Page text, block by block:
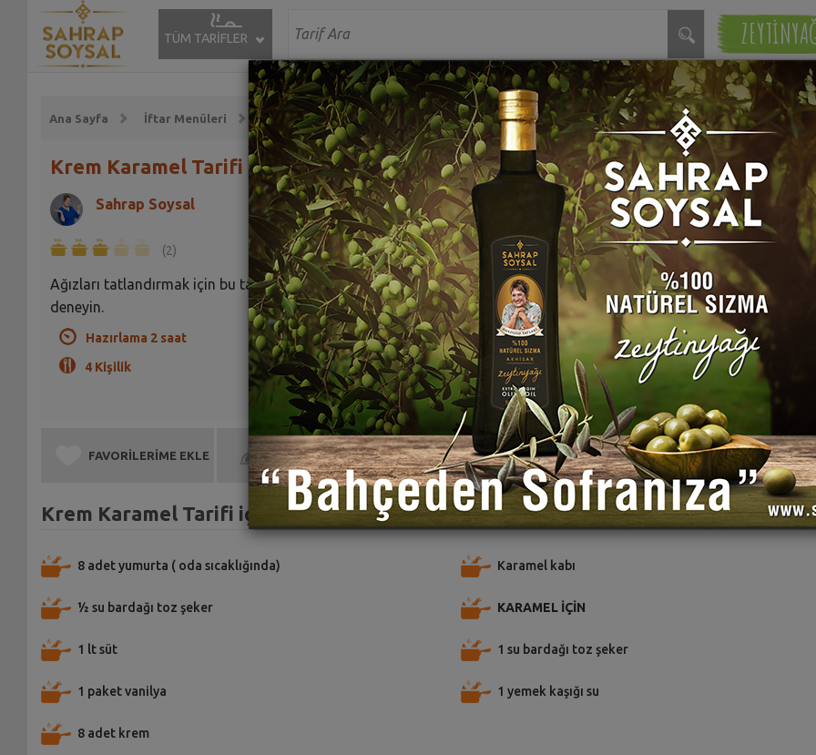
TÜM TARİFLER
Ana Sayfa İftar Menüleri Tatlılar-İçecekler
Krem Karamel Tarifi
Sahrap Soysal
(2)
Ağızları tatlandırmak için bu tatlıyı bir de büyük kapta
deneyin.
Hazırlama 2 saat
4 Kişilik
FAVORİLERİME EKLE BEN DE YAPTIM TARİFE PUAN VER TARİFİ PAYLAŞ TARİFİ
Krem Karamel Tarifi için Malzemeler
8 adet yumurta ( oda sıcaklığında)
½ su bardağı toz şeker
1 lt süt
1 paket vanilya
8 adet krem
Karamel kabı
KARAMEL İÇİN
1 su bardağı toz şeker
1 yemek kaşığı su